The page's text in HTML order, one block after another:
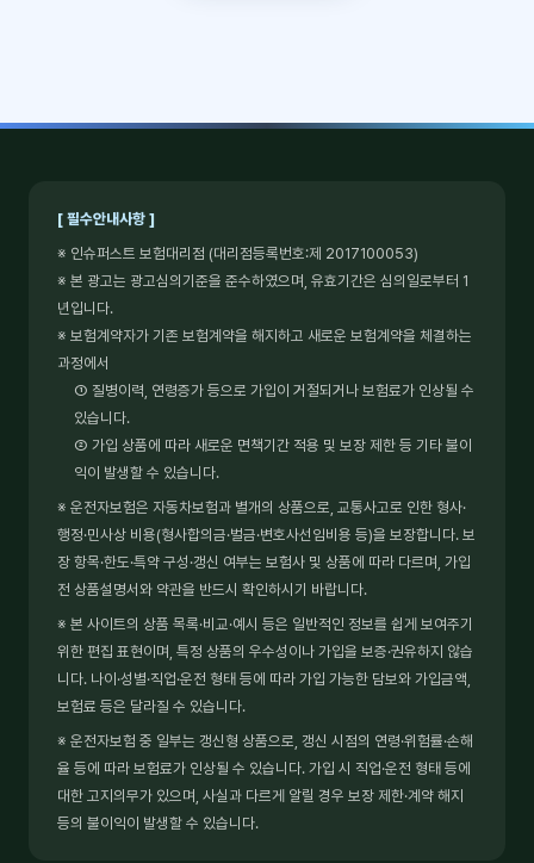
[ 필수안내사항 ]
※ 인슈퍼스트 보험대리점 (대리점등록번호:제 2017100053)
※ 본 광고는 광고심의기준을 준수하였으며, 유효기간은 심의일로부터 1
년입니다.
※ 보험계약자가 기존 보험계약을 해지하고 새로운 보험계약을 체결하는
과정에서
① 질병이력, 연령증가 등으로 가입이 거절되거나 보험료가 인상될 수
있습니다.
② 가입 상품에 따라 새로운 면책기간 적용 및 보장 제한 등 기타 불이
익이 발생할 수 있습니다.
※ 운전자보험은 자동차보험과 별개의 상품으로, 교통사고로 인한 형사·
행정·민사상 비용(형사합의금·벌금·변호사선임비용 등)을 보장합니다. 보
장 항목·한도·특약 구성·갱신 여부는 보험사 및 상품에 따라 다르며, 가입
전 상품설명서와 약관을 반드시 확인하시기 바랍니다.
※ 본 사이트의 상품 목록·비교·예시 등은 일반적인 정보를 쉽게 보여주기
위한 편집 표현이며, 특정 상품의 우수성이나 가입을 보증·권유하지 않습
니다. 나이·성별·직업·운전 형태 등에 따라 가입 가능한 담보와 가입금액,
보험료 등은 달라질 수 있습니다.
※ 운전자보험 중 일부는 갱신형 상품으로, 갱신 시점의 연령·위험률·손해
율 등에 따라 보험료가 인상될 수 있습니다. 가입 시 직업·운전 형태 등에
대한 고지의무가 있으며, 사실과 다르게 알릴 경우 보장 제한·계약 해지
등의 불이익이 발생할 수 있습니다.